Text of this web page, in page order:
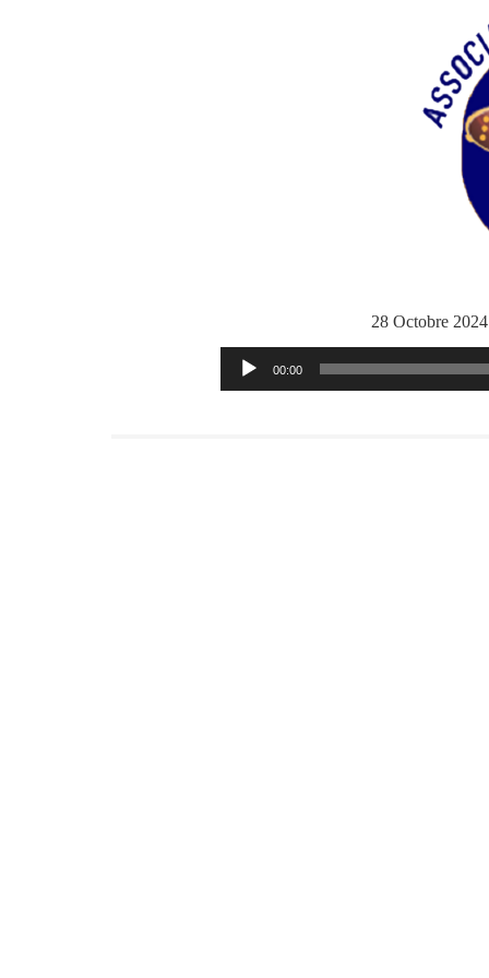
28 Octobre
Lecteur
audio
00:00